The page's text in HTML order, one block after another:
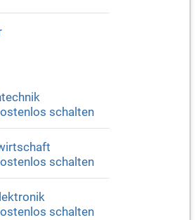
schalten
schalten
schalten